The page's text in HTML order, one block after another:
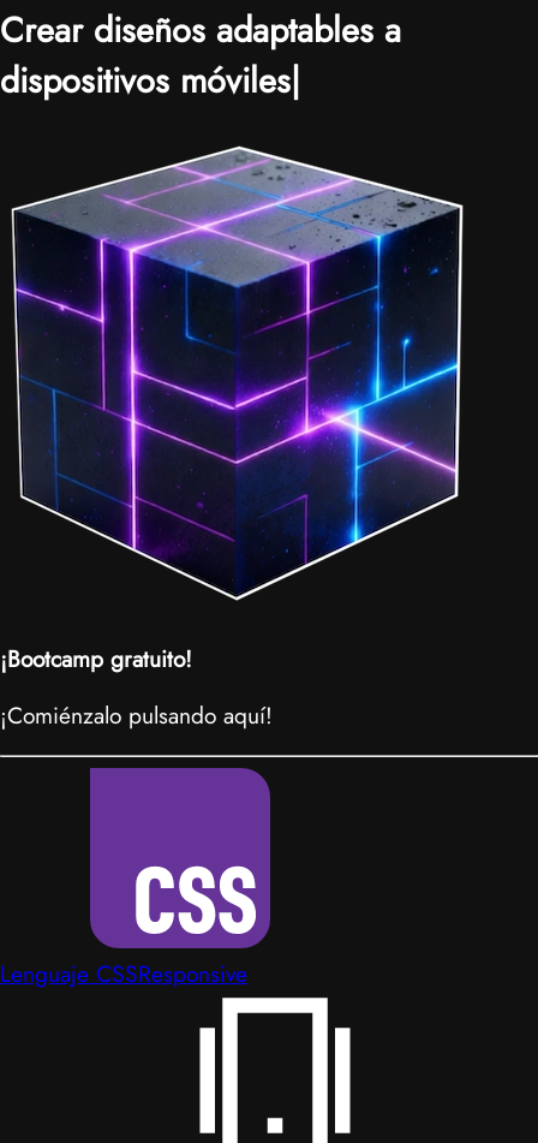
Crear diseños adaptables a
dispositivos móviles|
¡Bootcamp gratuito!
¡Comiénzalo pulsando aquí!
Lenguaje CSSResponsive